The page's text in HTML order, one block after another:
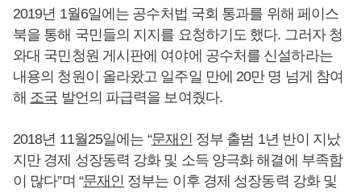
2019년 1월6일에는 공수처법 국회 통과를 위해 페이스
북을 통해 국민들의 지지를 요청하기도 했다. 그러자 청
와대 국민청원 게시판에 여야에 공수처를 신설하라는
내용의 청원이 올라왔고 일주일 만에 20만 명 넘게 참여
해 조국 발언의 파급력을 보여줬다.
2018년 11월25일에는 “문재인 정부 출범 1년 반이 지났
지만 경제 성장동력 강화 및 소득 양극화 해결에 부족함
이 많다”며 “문재인 정부는 이후 경제 성장동력 강화 및